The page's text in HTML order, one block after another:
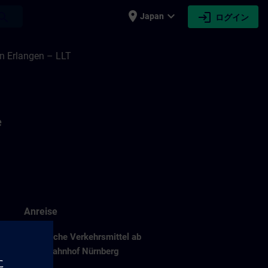
place Japan expand_more login ログイン
Erlangen – LLT
Anreise
Öffentliche Verkehrsmittel ab
Hauptbahnhof Nürnberg